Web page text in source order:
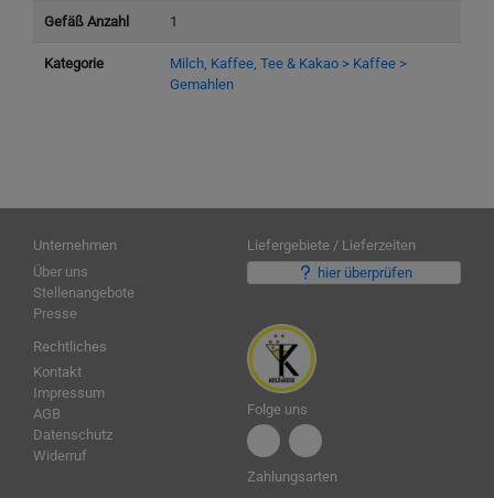
Gefäß Anzahl 1
Kategorie
Milch, Kaffee, Tee & Kakao > Kaffee >
Gemahlen
Folge uns
Zahlungsarten
Unternehmen
Über uns
Stellenangebote
Presse
Liefergebiete / Lieferzeiten
hier überprüfen
Rechtliches
Kontakt
Impressum
AGB
Datenschutz
Widerruf